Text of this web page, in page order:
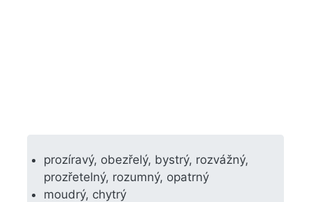
prozíravý, obezřelý, bystrý, rozvážný,
prozřetelný, rozumný, opatrný
moudrý, chytrý